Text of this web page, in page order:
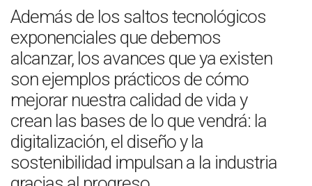
Además de los saltos tecnológicos
exponenciales que debemos
alcanzar, los avances que ya existen
son ejemplos prácticos de cómo
mejorar nuestra calidad de vida y
crean las bases de lo que vendrá: la
digitalización, el diseño y la
sostenibilidad impulsan a la industria